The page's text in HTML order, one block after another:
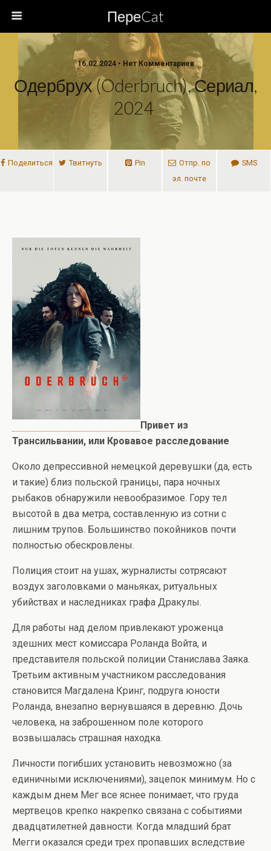
ПереCat
16.02.2024 • Нет Комментариев
Одербрух (Oderbruch), Сериал,
2024
Поделиться Твитнуть Pin
Отпр. по
эл. почте
SMS
Привет из
Трансильвании, или Кровавое расследование
Около депрессивной немецкой деревушки (да, есть
и такие) близ польской границы, пара ночных
рыбаков обнаружили невообразимое. Гору тел
высотой в два метра, составленную из сотни с
лишним трупов. Большинство покойников почти
полностью обескровлены.
Полиция стоит на ушах, журналисты сотрясают
воздух заголовками о маньяках, ритуальных
убийствах и наследниках графа Дракулы.
Для работы над делом привлекают уроженца
здешних мест комиссара Роланда Войта, и
представителя польской полиции Станислава Заяка.
Третьим активным участником расследования
становится Магдалена Кринг, подруга юности
Роланда, внезапно вернувшаяся в деревню. Дочь
человека, на заброшенном поле которого
возвышалась страшная находка.
Личности погибших установить невозможно (за
единичными исключениями), зацепок минимум. Но с
каждым днем Мег все яснее понимает, что груда
мертвецов крепко накрепко связана с событиями
двадцатилетней давности. Когда младший брат
Мегги оказался среди трех пропавших вследствие